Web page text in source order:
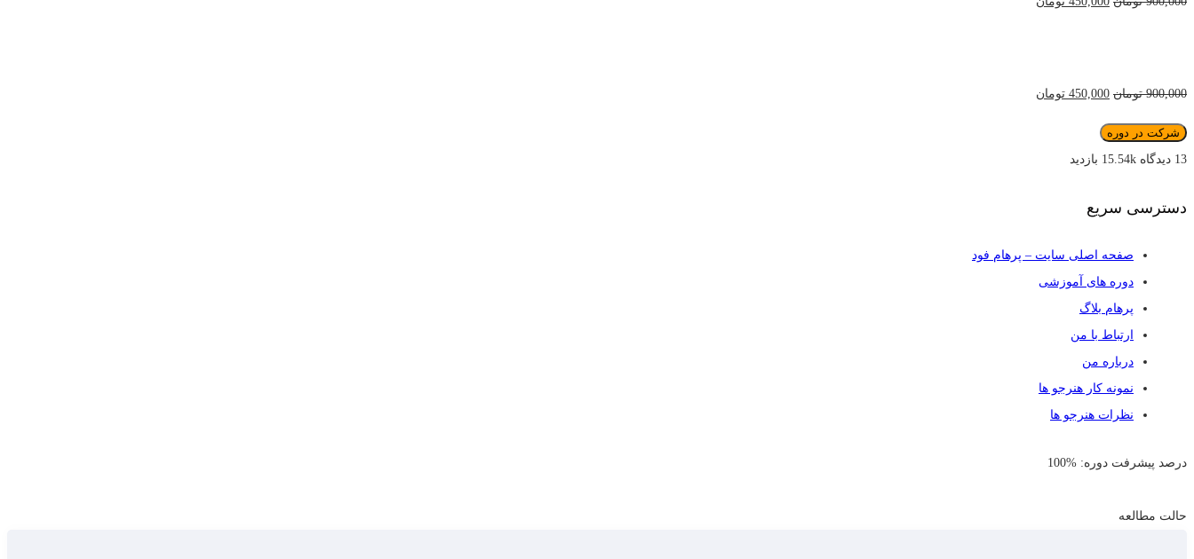
900,000 تومان قیمت
450,000 تومان
دوره
آموزشی
و
شرکت در دوره
13 دیدگاه
15.54k بازدید
دسترسی سریع
صفحه اصلی سایت – پرهام فود
دوره های آموزشی
پرهام بلاگ
ارتباط با من
درباره من
نمونه کار هنرجو ها
نظرات هنرجو ها
درصد پیشرفت دوره: %100
حالت مطالعه